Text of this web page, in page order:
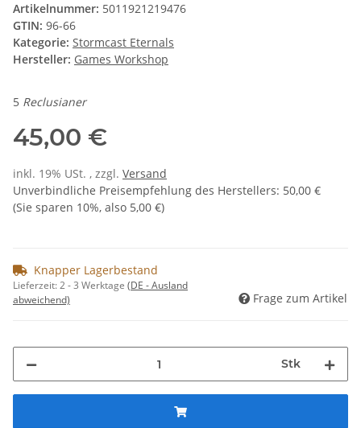
Artikelnummer: 5011921219476
GTIN: 96-66
Kategorie: Stormcast Eternals
Hersteller: Games Workshop
5 Reclusianer
45,00 €
inkl. 19% USt. , zzgl. Versand
Unverbindliche Preisempfehlung des Herstellers: 50,00 €
(Sie sparen 10%, also 5,00 €)
Knapper Lagerbestand
Lieferzeit:2 - 3 Werktage (DE - Ausland
abweichend)
Frage zum Artikel
Stk